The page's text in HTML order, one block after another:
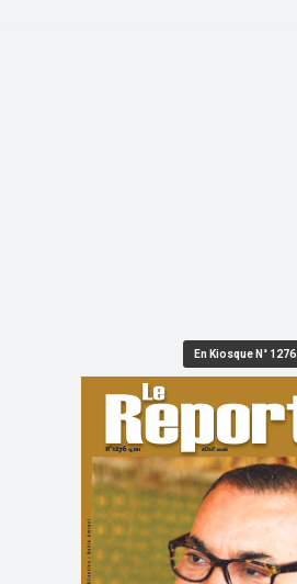
En Kiosque N° 1276